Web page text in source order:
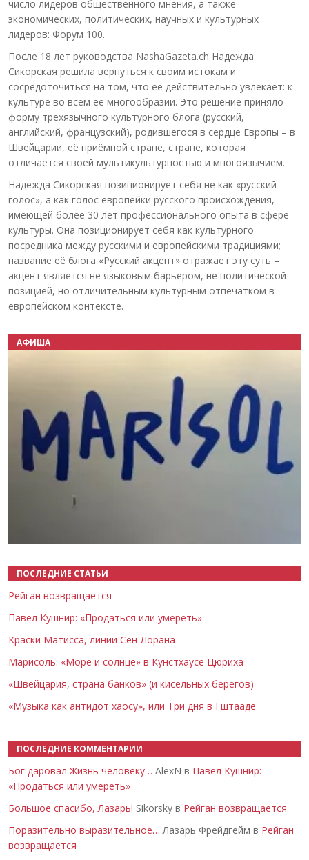
число лидеров общественного мнения, а также
экономических, политических, научных и культурных
лидеров: Форум 100.
После 18 лет руководства NashaGazeta.ch Надежда
Сикорская решила вернуться к своим истокам и
сосредоточиться на том, что её действительно увлекает: к
культуре во всём её многообразии. Это решение приняло
форму трёхязычного культурного блога (русский,
английский, французский), родившегося в сердце Европы – в
Швейцарии, её приёмной стране, стране, которая
отличается своей мультикультурностью и многоязычием.
Надежда Сикорская позиционирует себя не как «русский
голос», а как голос европейки русского происхождения,
имеющей более 30 лет профессионального опыта в сфере
культуры. Она позиционирует себя как культурного
посредника между русскими и европейскими традициями;
название её блога «Русский акцент» отражает эту суть –
акцент является не языковым барьером, не политической
позицией, но отличительным культурным отпечатком в
европейском контексте.
АФИША
ПОСЛЕДНИЕ СТАТЬИ
Рейган возвращается
Павел Кушнир: «Продаться или умереть»
Краски Матисса, линии Сен-Лорана
Марисоль: «Море и солнце» в Кунстхаусе Цюриха
«Швейцария, страна банков» (и кисельных берегов)
«Музыка как антидот хаосу», или Три дня в Гштааде
ПОСЛЕДНИЕ КОММЕНТАРИИ
Бог даровал Жизнь человеку… AlexN в Павел Кушнир:
«Продаться или умереть»
Большое спасибо, Лазарь! Sikorsky в Рейган возвращается
Поразительно выразительное… Лазарь Фрейдгейм в Рейган
возвращается